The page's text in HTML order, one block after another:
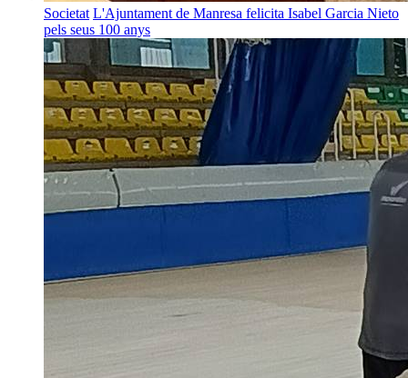
Societat L'Ajuntament de Manresa felicita Isabel Garcia Nieto
pels seus 100 anys